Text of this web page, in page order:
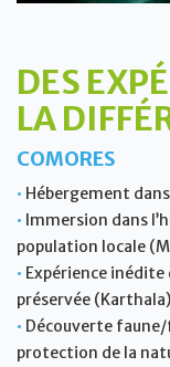
DES
LA
COMORES
• Hébergement
• Immersion dans
population locale
• Expérience
préservée (Karthala)
• Découverte
protection de la